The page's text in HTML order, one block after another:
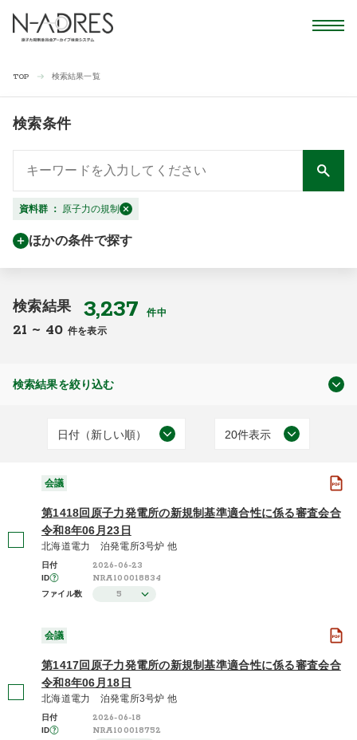
TOP 検索結果一覧
検索条件
資料群 ： 原子力の規制
ほかの条件で探す
検索結果 3,237件中
21 ~ 40 件を表示
検索結果を絞り込む
(3,237)
(2,900)
面談
現地調査
(130)
日付（新しい順）
施設（昇順）
タイトル（昇順）
20件表示
会議
第1418回原子力発電所の新規制基準適合性に係る審査会合
令和8年06月23日
北海道電力 泊発電所3号炉 他
日付 2026-06-23
ID NRA100018834
ファイル数 5
会議
第1417回原子力発電所の新規制基準適合性に係る審査会合
令和8年06月18日
北海道電力 泊発電所3号炉 他
日付 2026-06-18
ID NRA100018752